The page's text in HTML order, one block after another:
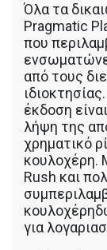
Όλα τα
Pragmatic
που
από τους
έκδοση
λήψη της
χρηματικό
κουλοχέρη.
Rush και
για